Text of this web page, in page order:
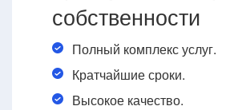
собственности
Полный комплекс услуг.
Кратчайшие сроки.
Высокое качество.